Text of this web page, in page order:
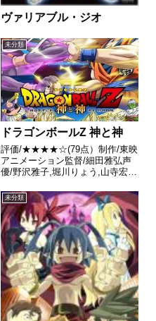
ヴァリアブル・ジオ
未分類
ドラゴンボールZ 神と神
評価/★★★★☆(79点）制作/東映
アニメーション監督/細田雅弘声
優/野沢雅子,堀川りょう,山寺宏一
はこちらあらすじ全宇宙の運命を
賭けた魔人ブウとの壮絶な戦いか
ら4年後。39年の眠りから目覚め
た破壊神ビルスは、...
未分類